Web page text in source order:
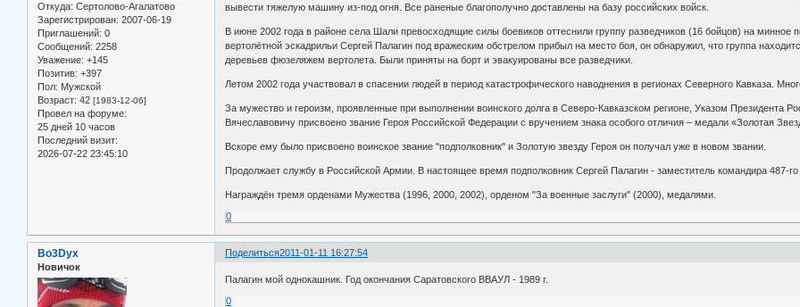
Откуда: Сертолово-Агалатово
Зарегистрирован: 2007-06-19
Приглашений: 0
Сообщений: 2258
Уважение: +145
Позитив: +397
Пол: Мужской
Возраст: 42 [1983-12-06]
Провел на форуме:
25 дней 10 часов
Последний визит:
2026-07-22 23:45:10
вывести тяжелую машину из-под огня. Все раненые благополучно доставлены на базу российских войск.
В июне 2002 года в районе села Шали превосходящие силы боевиков оттеснили группу разведчиков (16 бойцов) на минное
вертолётной эскадрильи Сергей Палагин под вражеским обстрелом прибыл на место боя, он обнаружил, что группа
деревьев фюзеляжем вертолета. Были приняты на борт и эвакуированы все разведчики.
Летом 2002 года участвовал в спасении людей в период катастрофического наводнения в регионах Северного Кавказа.
За мужество и героизм, проявленные при выполнении воинского долга в Северо-Кавказском регионе, Указом Президента
Вячеславовичу присвоено звание Героя Российской Федерации с вручением знака особого отличия – медали «Золотая
Вскоре ему было присвоено воинское звание "подполковник" и Золотую звезду Героя он получал уже в новом звании.
Продолжает службу в Российской Армии. В настоящее время подполковник Сергей Палагин - заместитель командира 487-го
Награждён тремя орденами Мужества (1996, 2000, 2002), орденом "За военные заслуги" (2000), медалями.
0
Поделиться2011-01-11 16:27:54
Bo3Dyx
Новичок
Палагин мой однокашник. Год окончания Саратовского ВВАУЛ - 1989 г.
0